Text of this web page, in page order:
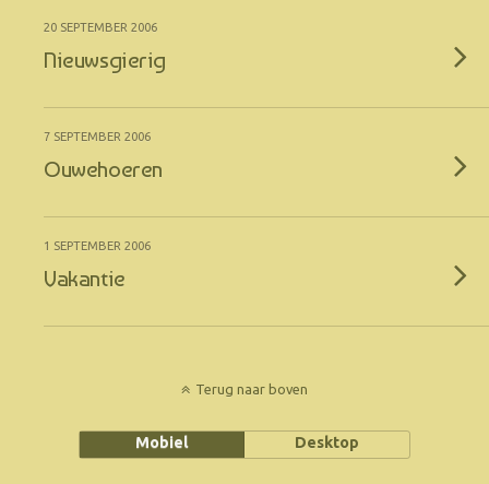
20 SEPTEMBER 2006
Nieuwsgierig
7 SEPTEMBER 2006
Ouwehoeren
1 SEPTEMBER 2006
Vakantie
Terug naar boven
Mobiel Desktop